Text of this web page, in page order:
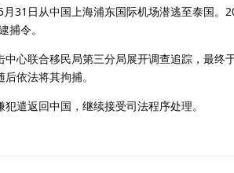
31日从中国上海浦东国际机场潜逃至泰国。
捕令。
中心联合移民局第三分局展开调查追踪，最
依法将其拘捕。
遣返回中国，继续接受司法程序处理。